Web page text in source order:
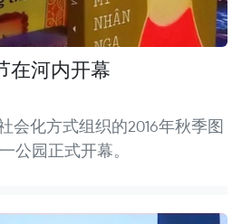
在河内开幕
会化方式组织的2016年秋季图
公园正式开幕。